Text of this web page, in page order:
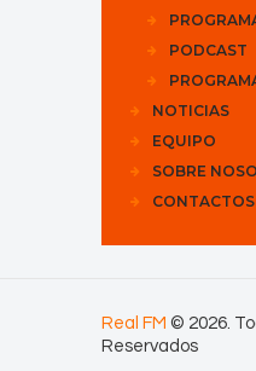
PODCAST
NOTICIAS
EQUIPO
SOBRE
CONTACTOS
Real FM © 2026.
Reservados